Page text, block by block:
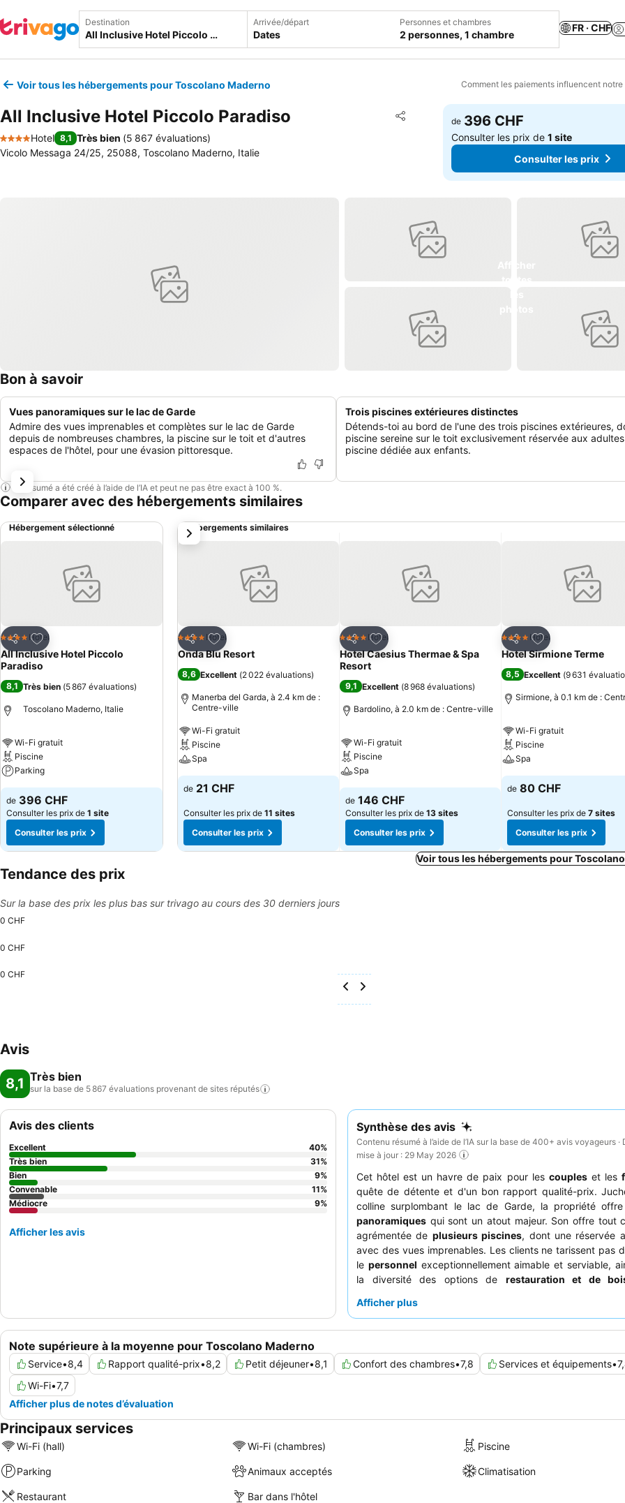
Destination Arrivée/départ
Dates
Personnes et chambres
2 personnes, 1 chambre
FR · CHF
Voir tous les hébergements pour Toscolano Maderno Comment les paiements influencent
All Inclusive Hotel Piccolo Paradiso Partager
Ajouter à mes favoris
4 Étoiles
Hotel 8,1 Très bien (5 867 évaluations)
Vicolo Messaga 24/25, 25088, Toscolano Maderno, Italie
de 396 CHF
Consulter les prix de1 site
Consulter les prix
Bon à savoir
Vues panoramiques sur le lac de Garde
Admire des vues imprenables et complètes sur le lac de Garde
depuis de nombreuses chambres, la piscine sur le toit et d'autres
espaces de l'hôtel, pour une évasion pittoresque.
Trois piscines extérieures distinctes
Détends-toi au bord de l'une des trois piscines extérieures,
piscine sereine sur le toit exclusivement réservée aux
piscine dédiée aux enfants.
Ce résumé a été créé à l’aide de l’IA et peut ne pas être exact à 100 %.
Comparer avec des hébergements similaires
Hébergement sélectionné
Partager
Ajouter à mes favoris
4 ÉtoilesHotel
All Inclusive Hotel Piccolo
Paradiso
8,1 Très bien (5 867 évaluations)
Toscolano Maderno, Italie
Wi-Fi gratuit
Piscine
Parking
de 396 CHF
Consulter les prix de 1 site
Consulter les prix
Hébergements similaires
Partager
Ajouter à mes favoris
4 ÉtoilesHotel
Onda Blu Resort
8,6 Excellent (2 022 évaluations)
Manerba del Garda, à 2.4 km de :
Centre-ville
Wi-Fi gratuit
Piscine
Spa
de 21 CHF
Consulter les prix de 11 sites
Consulter les prix
Partager
Ajouter à mes favoris
4 ÉtoilesHotel
Hotel Caesius Thermae & Spa
Resort
9,1 Excellent (8 968 évaluations)
Bardolino, à 2.0 km de : Centre-ville
Wi-Fi gratuit
Piscine
Spa
de 146 CHF
Consulter les prix de 13 sites
Consulter les prix
Partager
Ajouter à mes
4 ÉtoilesHotel
Hotel Sirmione Terme
8,5 Excellent (9 631
Sirmione, à 0.1 km de :
Wi-Fi gratuit
Piscine
Spa
de 80 CHF
Consulter les prix de 7 sites
Consulter les prix
suivant
Voir tous les hébergements pour
Tendance des prix
Sur la base des prix les plus bas sur trivago au cours des 30 derniers jours
0 CHF
0 CHF
0 CHF
Avis
8,1 Très bien
sur la base de 5 867 évaluations provenant de sites réputés
Synthèse des avis
Contenu résumé à l’aide de l’IA sur la base de 400+ avis voyageurs ·
mise à jour : 29 May 2026
Cet hôtel est un havre de paix pour les coupleset les
quête de détente et d'un bon rapport qualité-prix.
colline surplombant le lac de Garde, la propriété
panoramiques qui sont un atout majeur. Son offre tout
agrémentée de plusieurs piscines, dont une réservée
avec des vues imprenables. Les clients ne tarissent pas
le personnel exceptionnellement aimable et serviable,
la diversité des options de restauration et de
optimale, pensez à demander une chambre avec
Afficher plus
Note supérieure à la moyenne pour Toscolano Maderno
Service•8,4 Rapport qualité-prix•8,2 Petit déjeuner•8,1 Confort des chambres•7,8 Services et équipements•
Wi-Fi•7,7
Afficher plus de notes d’évaluation
Avis des clients
Excellent 40%
Très bien
31%
Bien
9%
Convenable
11%
Médiocre
9%
Afficher les avis
Principaux services
Wi-Fi (hall) Wi-Fi (chambres) Piscine
Parking Animaux acceptés Climatisation
Restaurant
Bar dans l'hôtel